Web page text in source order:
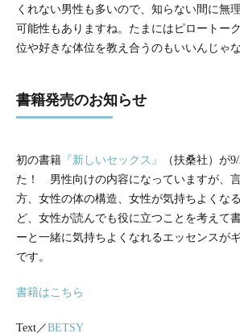
くれない男性も多いので、知らない間に無
可能性もありますね。たまにはピロートー
位や好きな体位を教え合うのもいいんじゃ
書籍発売のお知らせ
初の書籍 『新しいセックス』
（扶桑社）が
た！ 男性向けの内容になっていますが、
方、女性の体の構造、女性が気持ちよくな
ど、女性が読んでも役に立つことを考えて
ーと一緒に気持ちよくなれるエッセンスが
です。
書籍はこちら
Text／BETSY